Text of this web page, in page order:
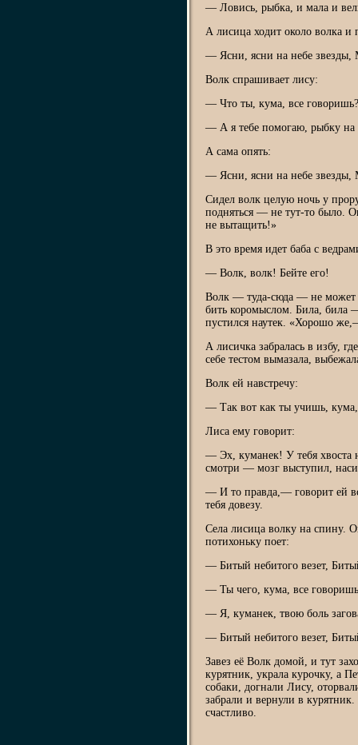
— Ловись, рыбка, и мала и
А лисица ходит около волка и
— Ясни, ясни на небе звезды,
Волк спрашивает лису:
— Что ты, кума, все говоришь?
— А я тебе помогаю, рыбку на
А сама опять:
— Ясни, ясни на небе звезды,
Сидел волк целую ночь у
подняться — не тут-то было.
не вытащить!»
В это время идет баба с
— Волк, волк! Бейте его!
Волк — туда-сюда — не может
бить коромыслом. Била, била
пустился наутек. «Хорошо
А лисичка забралась в избу,
себе тестом вымазала,
Волк ей навстречу:
— Так вот как ты учишь, кума,
Лиса ему говорит:
— Эх, куманек! У тебя хвоста
смотри — мозг выступил,
— И то правда,— говорит ей
тебя довезу.
Села лисица волку на спину.
потихоньку поет:
— Битый небитого везет,
— Ты чего, кума, все
— Я, куманек, твою боль
— Битый небитого везет,
Завез её Волк домой, и тут
курятник, украла курочку, а
собаки, догнали Лису,
забрали и вернули в
счастливо.